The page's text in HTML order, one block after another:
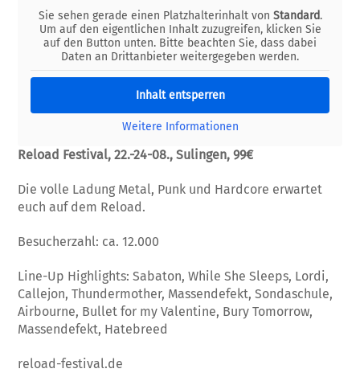
Sie sehen gerade einen Platzhalterinhalt von Standard.
Um auf den eigentlichen Inhalt zuzugreifen, klicken Sie
auf den Button unten. Bitte beachten Sie, dass dabei
Daten an Drittanbieter weitergegeben werden.
Inhalt entsperren
Weitere Informationen
Reload Festival, 22.-24-08., Sulingen, 99€
Die volle Ladung Metal, Punk und Hardcore erwartet
euch auf dem Reload.
Besucherzahl: ca. 12.000
Line-Up Highlights: Sabaton, While She Sleeps, Lordi,
Callejon, Thundermother, Massendefekt, Sondaschule,
Airbourne, Bullet for my Valentine, Bury Tomorrow,
Massendefekt, Hatebreed
reload-festival.de